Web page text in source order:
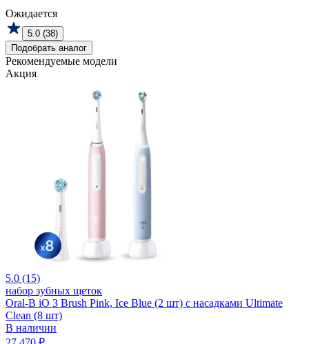
Ожидается
5.0 (38)
Подобрать аналог
Рекомендуемые модели
Акция
5.0 (15)
набор зубных щеток
Oral-B iO 3 Brush Pink, Ice Blue (2 шт) с насадками Ultimate
Clean (8 шт)
В наличии